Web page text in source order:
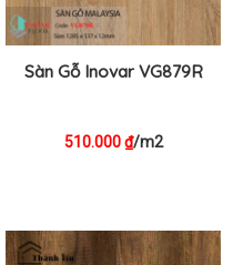
Sàn Gỗ Inovar VG879R
510.000₫/m2